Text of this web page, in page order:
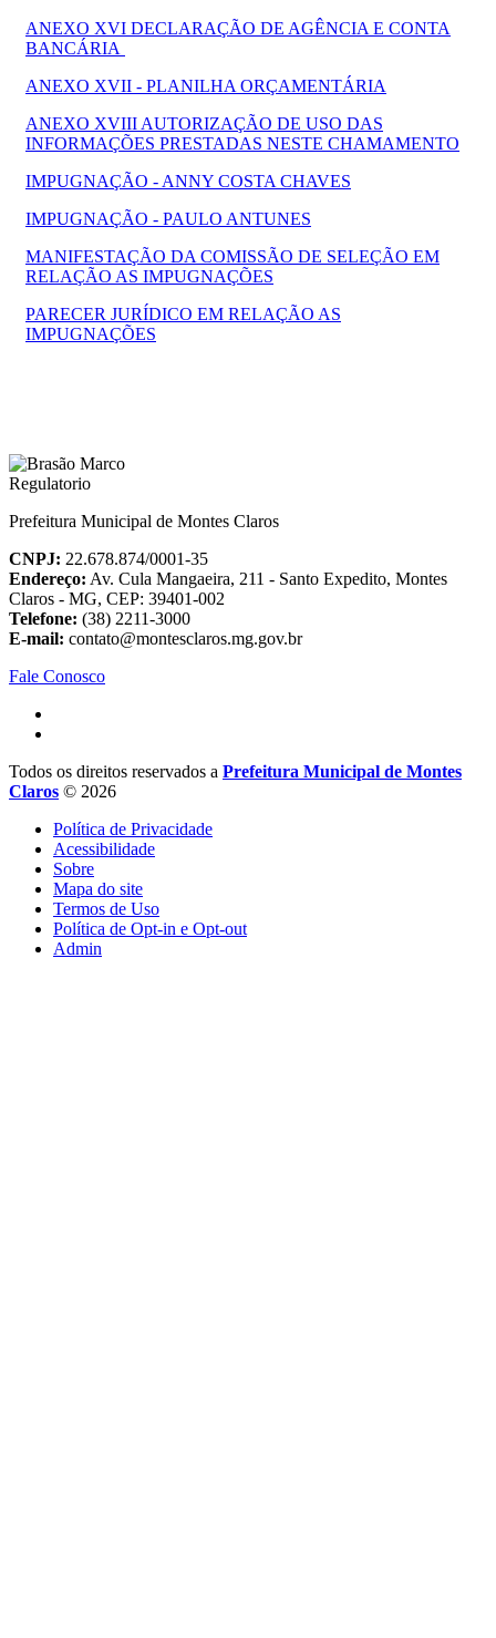
ANEXO XVI DECLARAÇÃO DE AGÊNCIA E CONTA
BANCÁRIA
ANEXO XVII - PLANILHA ORÇAMENTÁRIA
ANEXO XVIII AUTORIZAÇÃO DE USO DAS
INFORMAÇÕES PRESTADAS NESTE CHAMAMENTO
IMPUGNAÇÃO - ANNY COSTA CHAVES
IMPUGNAÇÃO - PAULO ANTUNES
MANIFESTAÇÃO DA COMISSÃO DE SELEÇÃO EM
RELAÇÃO AS IMPUGNAÇÕES
PARECER JURÍDICO EM RELAÇÃO AS
IMPUGNAÇÕES
Prefeitura Municipal de Montes Claros
CNPJ: 22.678.874/0001-35
Endereço: Av. Cula Mangaeira, 211 - Santo Expedito, Montes
Claros - MG, CEP: 39401-002
Telefone: (38) 2211-3000
E-mail: contato@montesclaros.mg.gov.br
Fale Conosco
Todos os direitos reservados a Prefeitura Municipal de Montes
Claros © 2026
Política de Privacidade
Acessibilidade
Sobre
Mapa do site
Termos de Uso
Política de Opt-in e Opt-out
Admin